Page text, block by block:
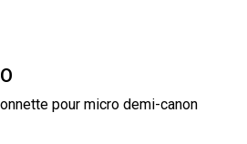
pour micro demi-canon